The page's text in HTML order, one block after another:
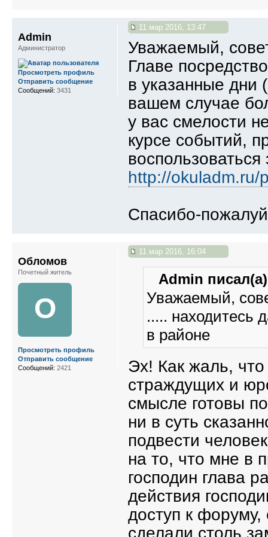
11 мар 2016, 13:47
Уважаемый,
Главе
в указанные дни (
вашем случае
у вас смелости
курсе событий,
http://okuladm.ru/
Спасибо-
Admin
Администратор
Просмотреть профиль
Отправить сообщение
Сообщений: 3431
11 мар 2016, 16:04
Admin
Уважаемый,
..... находитесь
в районе
Эх! Как жаль,
страждущих и
смысле готовы
ни в суть
подвести
на то, что мне в
господин глава
действия
доступ к форуму,
сделали столь
Обломов
Почетный житель
О
Просмотреть профиль
Отправить сообщение
Сообщений: 2421